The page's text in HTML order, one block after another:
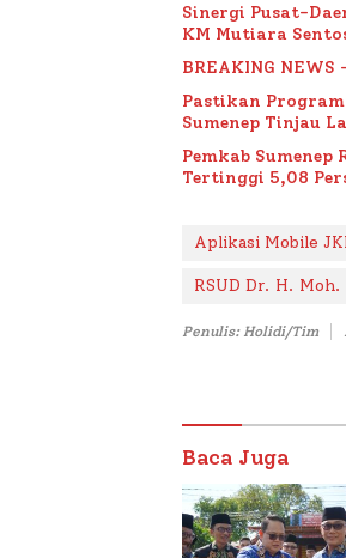
Sinergi Pusat-
KM Mutiara
BREAKING
Pastikan
Sumenep Tinjau
Pemkab
Tertinggi 5,08
Aplikasi Mobile
RSUD Dr. H.
Penulis: Holidi/Tim
Baca Juga